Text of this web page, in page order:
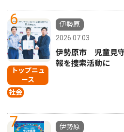
6
トップニュ
ース
社会
伊勢原
2026.07.03
伊勢原市 児童見
報を捜索活動に
7 伊勢原